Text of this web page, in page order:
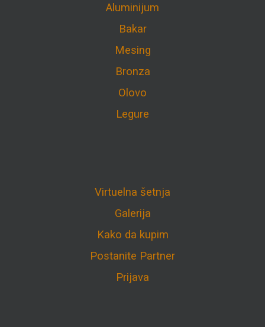
Aluminijum
Bakar
Mesing
Bronza
Olovo
Legure
Virtuelna šetnja
Galerija
Kako da kupim
Postanite Partner
Prijava